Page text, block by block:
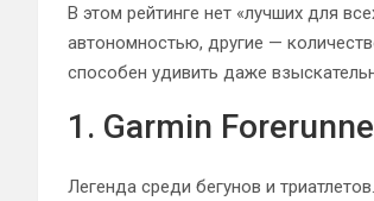
В этом рейтинге нет «лучших для
автономностью, другие —
способен удивить даже
1. Garmin
Легенда среди бегунов и